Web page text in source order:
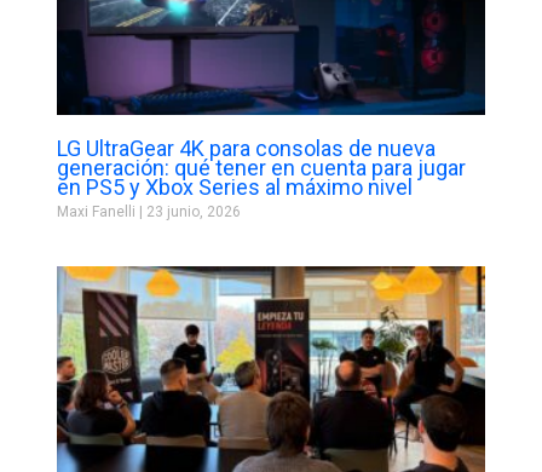
LG UltraGear 4K para consolas de nueva
generación: qué tener en cuenta para jugar
en PS5 y Xbox Series al máximo nivel
Maxi Fanelli 23 junio, 2026